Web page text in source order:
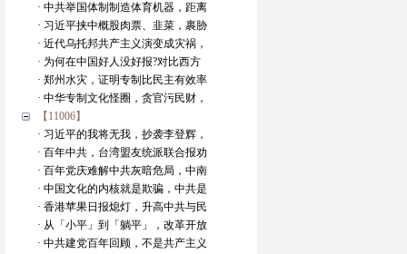
· 中共举国体制制造体育机器，距离
· 习近平挟中概股肉票、韭菜，裹胁
· 近代乌托邦共产主义演变成灾祸，
· 为何在中国好人没好报?对比西方
· 郑州水灾，证明专制比民主有效率
· 中华专制文化怪圈，贪官污民财，
【11006】
· 习近平的我将无我，抄袭李登辉，
· 百年中共，台湾盟友统派联合报劝
· 百年党庆难解中共灰暗危局，中南
· 中国文化的内核就是欺骗，中共是
· 香港苹果日报熄灯，升高中共与民
· 从「小平」到「躺平」，改革开放
· 中共建党百年回顾，不是共产主义